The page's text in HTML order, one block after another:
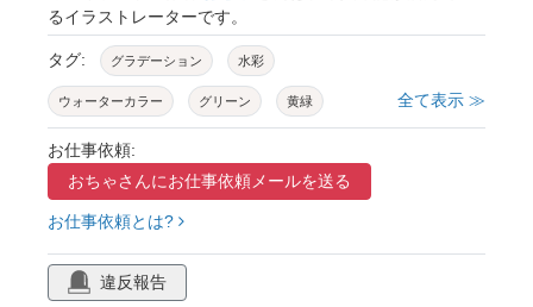
るイラストレーターです。
タグ: グラデーション 水彩
ウォーターカラー グリーン 黄緑
エメラルド
飾り枠 額縁 外枠 型抜き 淡い
薄い はんなり
柔らか やさしい
透明感 浮遊感
全て表示 ≫
お仕事依頼:
おちゃさんにお仕事依頼メールを送る
お仕事依頼とは?
違反報告